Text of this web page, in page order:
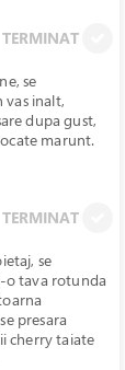
TERMINAT
se
inalt,
dupa gust,
marunt.
TERMINAT
se
o tava rotunda
presara
cherry taiate